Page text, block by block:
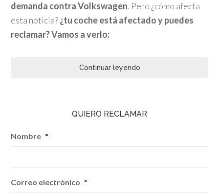
demanda contra Volkswagen. Pero ¿cómo afecta
esta noticia?¿tu coche está afectado y puedes
reclamar?Vamos a verlo:
Continuar leyendo
QUIERO RECLAMAR
Nombre *
Correo electrónico *